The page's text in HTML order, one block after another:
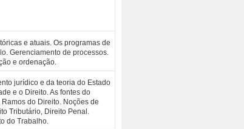
e atuais. Os programas de
Gerenciamento de processos.
e ordenação.
jurídico e da teoria do Estado
e o Direito. As fontes do
do Direito. Noções de
Tributário, Direito Penal.
do Trabalho.